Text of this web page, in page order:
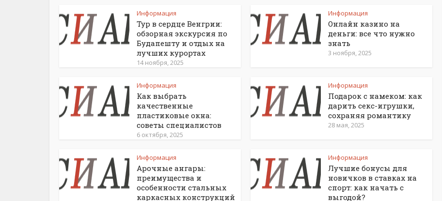
Информация
Тур в сердце Венгрии:
обзорная экскурсия по
Будапешту и отдых на
лучших курортах
14 ноября, 2025
Информация
Онлайн казино на
деньги: все что нужно
знать
3 ноября, 2025
Информация
Как выбрать
качественные
пластиковые окна:
советы специалистов
6 октября, 2025
Информация
Подарок с намеком: как
дарить секс-игрушки,
сохраняя романтику
28 мая, 2025
Информация
Арочные ангары:
преимущества и
особенности стальных
каркасных конструкций
Информация
Лучшие бонусы для
новичков в ставках на
спорт: как начать с
выгодой?